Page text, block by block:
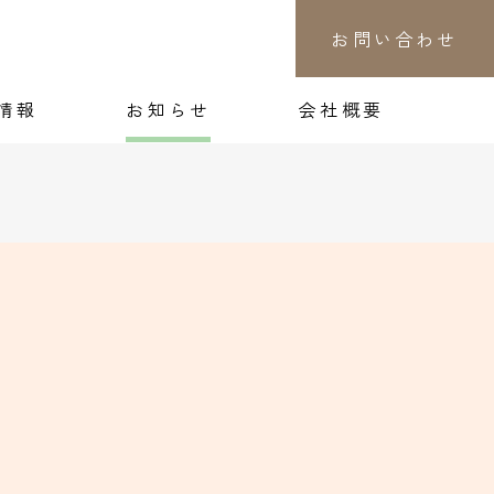
お問い合わせ
報 お知らせ 会社概要